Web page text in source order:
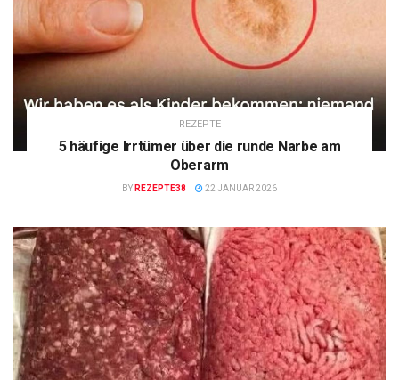
REZEPTE
5 häufige Irrtümer über die runde Narbe am
Oberarm
BY REZEPTE38 22 JANUAR 2026